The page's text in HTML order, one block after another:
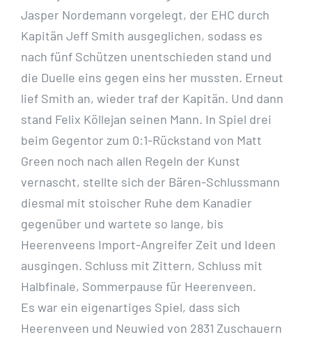
Jasper Nordemann vorgelegt, der EHC durch
Kapitän Jeff Smith ausgeglichen, sodass es
nach fünf Schützen unentschieden stand und
die Duelle eins gegen eins her mussten. Erneut
lief Smith an, wieder traf der Kapitän. Und dann
stand Felix Köllejan seinen Mann. In Spiel drei
beim Gegentor zum 0:1-Rückstand von Matt
Green noch nach allen Regeln der Kunst
vernascht, stellte sich der Bären-Schlussmann
diesmal mit stoischer Ruhe dem Kanadier
gegenüber und wartete so lange, bis
Heerenveens Import-Angreifer Zeit und Ideen
ausgingen. Schluss mit Zittern, Schluss mit
Halbfinale, Sommerpause für Heerenveen.
Es war ein eigenartiges Spiel, dass sich
Heerenveen und Neuwied von 2831 Zuschauern